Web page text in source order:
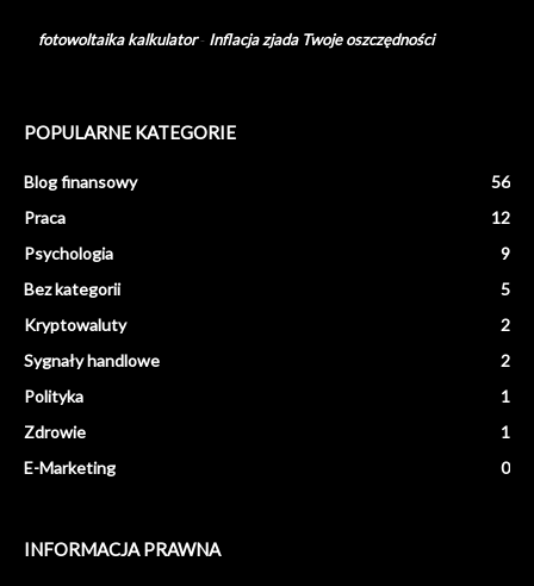
fotowoltaika kalkulator- Inflacja zjada Twoje oszczędności
POPULARNE KATEGORIE
Blog finansowy
56
Praca
12
Psychologia
9
Bez kategorii
5
Kryptowaluty
2
Sygnały handlowe
2
Polityka
1
Zdrowie
1
E-Marketing
0
INFORMACJA PRAWNA